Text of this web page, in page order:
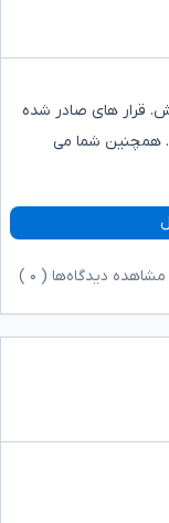
قرار های صادر شده
همچنین شما می
مشاهده دیدگاه‌ها ( ۰